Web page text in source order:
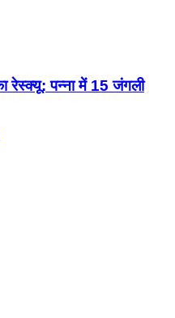
रेस्क्यू: पन्ना में 15 जंगली